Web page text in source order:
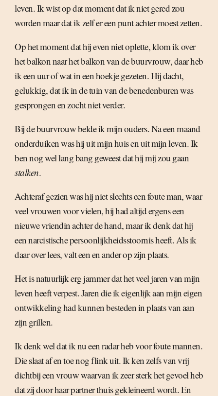
leven. Ik wist op dat moment dat ik niet gered zou
worden maar dat ik zelf er een punt achter moest zetten.
Op het moment dat hij even niet oplette, klom ik over
het balkon naar het balkon van de buurvrouw, daar heb
ik een uur of wat in een hoekje gezeten. Hij dacht,
gelukkig, dat ik in de tuin van de benedenburen was
gesprongen en zocht niet verder.
Bij de buurvrouw belde ik mijn ouders. Na een maand
onderduiken was hij uit mijn huis en uit mijn leven. Ik
ben nog wel lang bang geweest dat hij mij zou gaan
stalken.
Achteraf gezien was hij niet slechts een foute man, waar
veel vrouwen voor vielen, hij had altijd ergens een
nieuwe vriendin achter de hand, maar ik denk dat hij
een narcistische persoonlijkheidsstoornis heeft. Als ik
daar over lees, valt een en ander op zijn plaats.
Het is natuurlijk erg jammer dat het veel jaren van mijn
leven heeft verpest. Jaren die ik eigenlijk aan mijn eigen
ontwikkeling had kunnen besteden in plaats van aan
zijn grillen.
Ik denk wel dat ik nu een radar heb voor foute mannen.
Die slaat af en toe nog flink uit. Ik ken zelfs van vrij
dichtbij een vrouw waarvan ik zeer sterk het gevoel heb
dat zij door haar partner thuis gekleineerd wordt. En